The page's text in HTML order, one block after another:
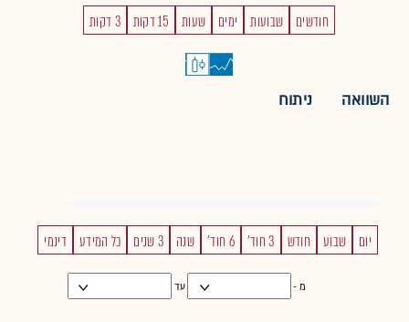
חודשים שבועות ימים שעות 15 דקות 3 דקות
השוואה ניתוח
יום שבוע חודש 3 חוד' 6 חוד' שנה 3 שנים כל המידע דינמי
מ - עד